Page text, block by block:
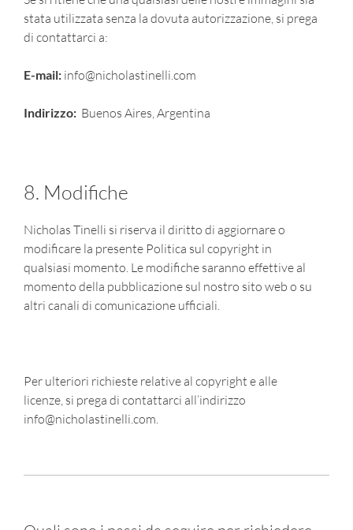
stata utilizzata senza la dovuta autorizzazione, si prega
di contattarci a:
E-mail: info@nicholastinelli.com
Indirizzo: Buenos Aires, Argentina
8. Modifiche
Nicholas Tinelli si riserva il diritto di aggiornare o
modificare la presente Politica sul copyright in
qualsiasi momento. Le modifiche saranno effettive al
momento della pubblicazione sul nostro sito web o su
altri canali di comunicazione ufficiali.
Per ulteriori richieste relative al copyright e alle
licenze, si prega di contattarci all’indirizzo
info@nicholastinelli.com.